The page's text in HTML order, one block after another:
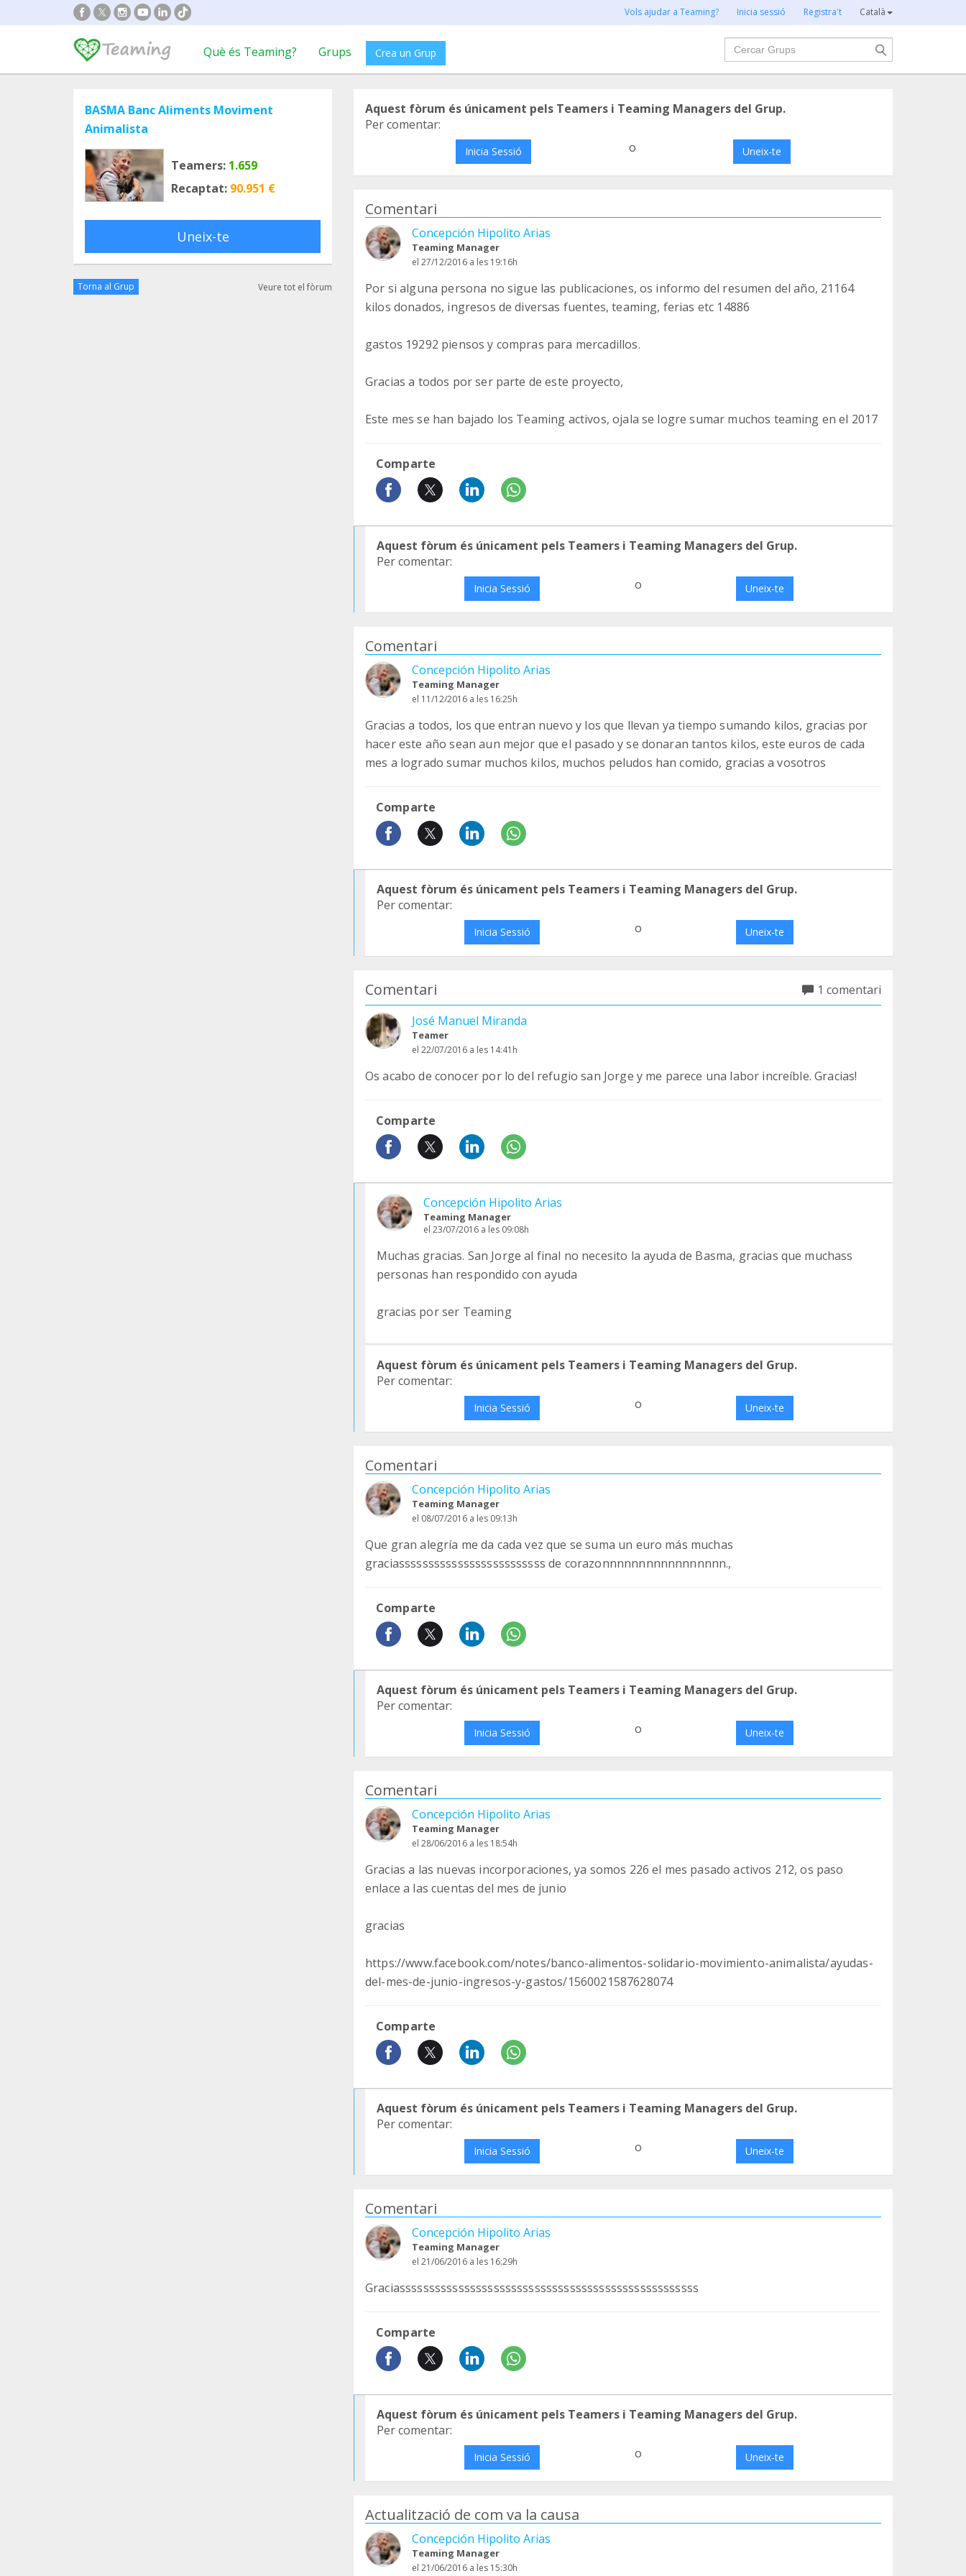
Vols ajudar a Teaming? Inicia sessió Registra't Català
Què és Teaming? Grups Crea un Grup
Cercar
BASMA Banc Aliments Moviment
Animalista
Teamers: 1.659
Recaptat: 90.951 €
Uneix-te
Torna al Grup Veure tot el fòrum
Aquest fòrum és únicament pels Teamers i Teaming Managers del Grup.
Per comentar:
Inicia Sessió o Uneix-te
Comentari
Concepción Hipolito Arias
Teaming Manager
el 27/12/2016 a les 19:16h
Por si alguna persona no sigue las publicaciones, os informo del resumen del año, 21164
kilos donados, ingresos de diversas fuentes, teaming, ferias etc 14886
gastos 19292 piensos y compras para mercadillos.
Gracias a todos por ser parte de este proyecto,
Este mes se han bajado los Teaming activos, ojala se logre sumar muchos teaming en el 2017
Comparte
Aquest fòrum és únicament pels Teamers i Teaming Managers del Grup.
Per comentar:
Inicia Sessió o Uneix-te
Comentari
Concepción Hipolito Arias
Teaming Manager
el 11/12/2016 a les 16:25h
Gracias a todos, los que entran nuevo y los que llevan ya tiempo sumando kilos, gracias por
hacer este año sean aun mejor que el pasado y se donaran tantos kilos, este euros de cada
mes a logrado sumar muchos kilos, muchos peludos han comido, gracias a vosotros
Comparte
Aquest fòrum és únicament pels Teamers i Teaming Managers del Grup.
Per comentar:
Inicia Sessió o Uneix-te
Comentari
1 comentari
José Manuel Miranda
Teamer
el 22/07/2016 a les 14:41h
Os acabo de conocer por lo del refugio san Jorge y me parece una labor increíble. Gracias!
Comparte
Concepción Hipolito Arias
Teaming Manager
el 23/07/2016 a les 09:08h
Muchas gracias. San Jorge al final no necesito la ayuda de Basma, gracias que muchass
personas han respondido con ayuda
gracias por ser Teaming
Aquest fòrum és únicament pels Teamers i Teaming Managers del Grup.
Per comentar:
Inicia Sessió o Uneix-te
Comentari
Concepción Hipolito Arias
Teaming Manager
el 08/07/2016 a les 09:13h
Que gran alegría me da cada vez que se suma un euro más muchas
graciasssssssssssssssssssssssss de corazonnnnnnnnnnnnnnnnn.,
Comparte
Aquest fòrum és únicament pels Teamers i Teaming Managers del Grup.
Per comentar:
Inicia Sessió o Uneix-te
Comentari
Concepción Hipolito Arias
Teaming Manager
el 28/06/2016 a les 18:54h
Gracias a las nuevas incorporaciones, ya somos 226 el mes pasado activos 212, os paso
enlace a las cuentas del mes de junio
gracias
https://www.facebook.com/notes/banco-alimentos-solidario-movimiento-animalista/ayudas-
del-mes-de-junio-ingresos-y-gastos/1560021587628074
Comparte
Aquest fòrum és únicament pels Teamers i Teaming Managers del Grup.
Per comentar:
Inicia Sessió o Uneix-te
Comentari
Concepción Hipolito Arias
Teaming Manager
el 21/06/2016 a les 16:29h
Graciasssssssssssssssssssssssssssssssssssssssssssssssssss
Comparte
Aquest fòrum és únicament pels Teamers i Teaming Managers del Grup.
Per comentar:
Inicia Sessió o Uneix-te
Actualització de com va la causa
Concepción Hipolito Arias
Teaming Manager
el 21/06/2016 a les 15:30h